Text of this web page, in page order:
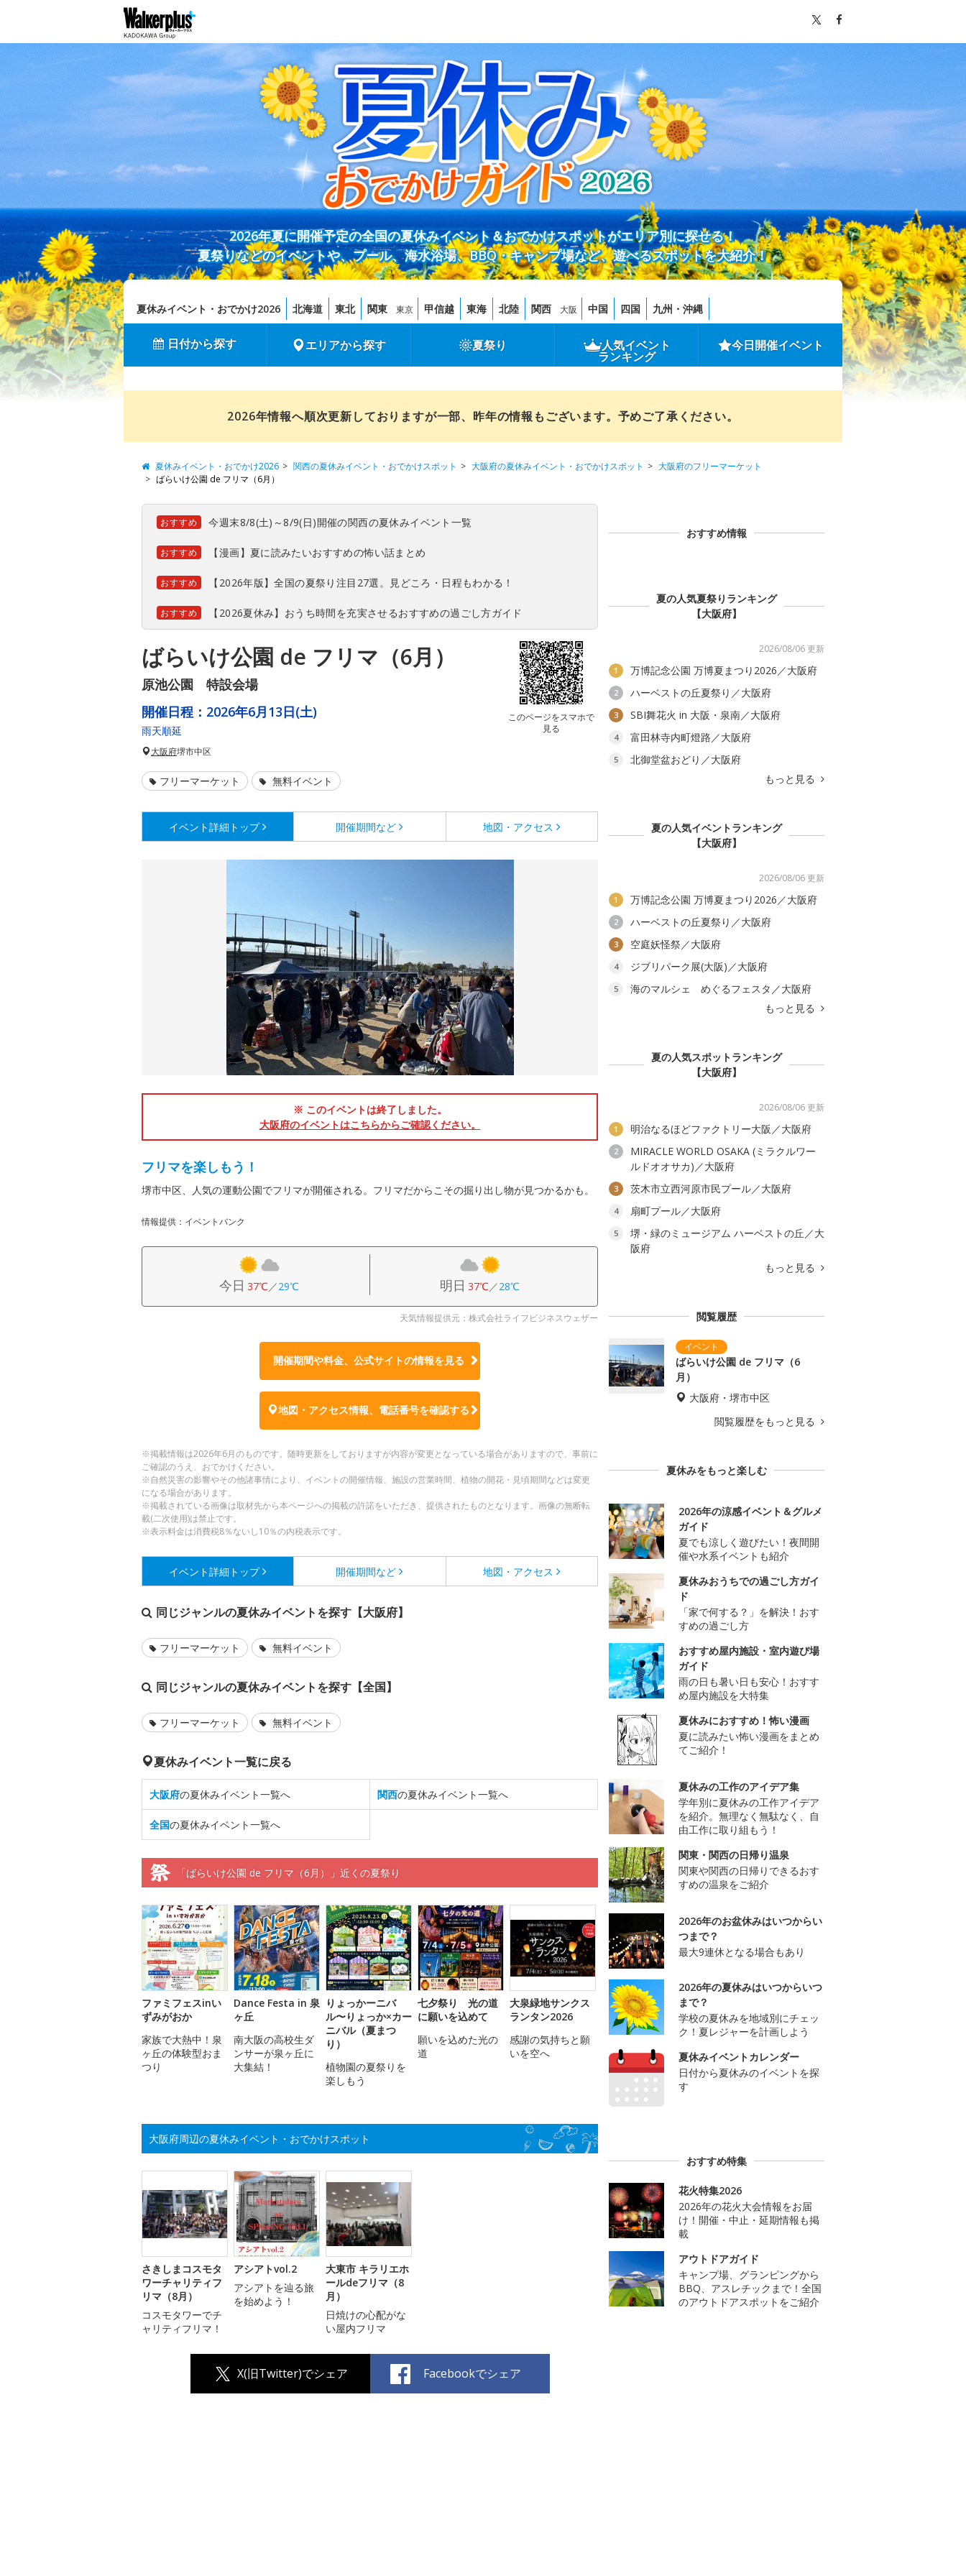
2026年夏に開催予定の全国の夏休みイベント＆おでかけスポットがエリア別に探せる！
夏祭りなどのイベントや、プール、海水浴場、BBQ・キャンプ場など、遊べるスポットを大紹介！
夏休みイベント・おでかけ2026 北海道 東北 関東 東京 甲信越 東海 北陸 関西 大阪 中国 四国 九州・沖縄
日付から探す エリアから探す 夏祭り 人気イベント
ランキング
今日開催イベント
2026年情報へ順次更新しておりますが一部、昨年の情報もございます。予めご了承ください。
夏休みイベント・おでかけ2026 関西の夏休みイベント・おでかけスポット 大阪府の夏休みイベント・おでかけスポット
大阪府のフリーマーケット
ばらいけ公園 de フリマ（6月）
おすすめ 今週末8/8(土)～8/9(日)開催の関西の夏休みイベント一覧
おすすめ 【漫画】夏に読みたいおすすめの怖い話まとめ
おすすめ 【2026年版】全国の夏祭り注目27選。見どころ・日程もわかる！
おすすめ 【2026夏休み】おうち時間を充実させるおすすめの過ごし方ガイド
ばらいけ公園 de フリマ（6月）
原池公園 特設会場
このページをスマホで
見る
開催日程： 2026年6月13日(土)
雨天順延
大阪府堺市中区
フリーマーケット 無料イベント
イベント詳細 トップ 開催期間など 地図・アクセス
※ このイベントは終了しました。
大阪府のイベントはこちらからご確認ください。
フリマを楽しもう！
堺市中区、人気の運動公園でフリマが開催される。フリマだからこその掘り出し物が見つかるかも。
情報提供：イベントバンク
今日 37℃／29℃ 明日 37℃／28℃
天気情報提供元：株式会社ライフビジネスウェザー
開催期間や料金、公式サイトの情報を見る
地図・アクセス情報、電話番号を確認する
※掲載情報は2026年6月のものです。随時更新をしておりますが内容が変更となっている場合がありますので、事前に
ご確認のうえ、おでかけください。
※自然災害の影響やその他諸事情により、イベントの開催情報、施設の営業時間、植物の開花・見頃期間などは変更
になる場合があります。
※掲載されている画像は取材先から本ページへの掲載の許諾をいただき、提供されたものとなります。画像の無断転
載(二次使用)は禁止です。
※表示料金は消費税8％ないし10％の内税表示です。
イベント詳細 トップ 開催期間など 地図・アクセス
同じジャンルの夏休みイベントを探す【大阪府】
フリーマーケット 無料イベント
同じジャンルの夏休みイベントを探す【全国】
フリーマーケット 無料イベント
夏休みイベント一覧に戻る
大阪府の夏休みイベント一覧へ 関西の夏休みイベント一覧へ
全国の夏休みイベント一覧へ
「ばらいけ公園 de フリマ（6月）」近くの夏祭り
ファミフェスinい
ずみがおか
家族で大熱中！泉
ヶ丘の体験型おま
つり
Dance Festa in 泉
ヶ丘
南大阪の高校生ダ
ンサーが泉ヶ丘に
大集結！
りょっかーニバ
ル〜りょっか×カー
ニバル（夏まつ
り）
植物園の夏祭りを
楽しもう
七夕祭り 光の道
に願いを込めて
願いを込めた光の
道
大泉緑地サンクス
ランタン2026
感謝の気持ちと願
いを空へ
大阪府周辺の夏休みイベント・おでかけスポット
さきしまコスモタ
ワーチャリティフ
リマ（8月）
コスモタワーでチ
ャリティフリマ！
アシアトvol.2
アシアトを辿る旅
を始めよう！
大東市 キラリエホ
ールdeフリマ（8
月）
日焼けの心配がな
い屋内フリマ
X(旧Twitter)でシェア Facebookでシェア
おすすめ情報
夏の人気夏祭りランキング
【大阪府】
2026/08/06 更新
1 万博記念公園 万博夏まつり2026／大阪府
2 ハーベストの丘夏祭り／大阪府
3 SBI舞花火 in 大阪・泉南／大阪府
4 富田林寺内町燈路／大阪府
5
北御堂盆おどり／大阪府
もっと見る
夏の人気イベントランキング
【大阪府】
2026/08/06 更新
1 万博記念公園 万博夏まつり2026／大阪府
2 ハーベストの丘夏祭り／大阪府
3 空庭妖怪祭／大阪府
4 ジブリパーク展(大阪)／大阪府
5
海のマルシェ めぐるフェスタ／大阪府
もっと見る
夏の人気スポットランキング
【大阪府】
2026/08/06 更新
1 明治なるほどファクトリー大阪／大阪府
2
MIRACLE WORLD OSAKA (ミラクルワー
ルドオオサカ)／大阪府
3 茨木市立西河原市民プール／大阪府
4 扇町プール／大阪府
5
堺・緑のミュージアム ハーベストの丘／大
阪府
もっと見る
閲覧履歴
ばらいけ公園 de フリマ（6
月）
大阪府・堺市中区
閲覧履歴をもっと見る
夏休みをもっと楽しむ
2026年の涼感イベント＆グルメ
ガイド
夏でも涼しく遊びたい！夜間開
催や水系イベントも紹介
夏休みおうちでの過ごし方ガイ
ド
「家で何する？」を解決！おす
すめの過ごし方
おすすめ屋内施設・室内遊び場
ガイド
雨の日も暑い日も安心！おすす
め屋内施設を大特集
夏休みにおすすめ！怖い漫画
夏に読みたい怖い漫画をまとめ
てご紹介！
夏休みの工作のアイデア集
学年別に夏休みの工作アイデア
を紹介。無理なく無駄なく、自
由工作に取り組もう！
関東・関西の日帰り温泉
関東や関西の日帰りできるおす
すめの温泉をご紹介
2026年のお盆休みはいつからい
つまで？
最大9連休となる場合もあり
2026年の夏休みはいつからいつ
まで？
学校の夏休みを地域別にチェッ
ク！夏レジャーを計画しよう
夏休みイベントカレンダー
日付から夏休みのイベントを探
す
おすすめ特集
花火特集2026
2026年の花火大会情報をお届
け！開催・中止・延期情報も掲
載
アウトドアガイド
キャンプ場、グランピングから
BBQ、アスレチックまで！全国
のアウトドアスポットをご紹介